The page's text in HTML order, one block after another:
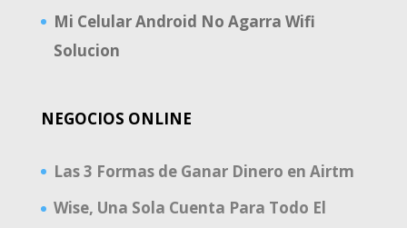
Mi Celular Android No Agarra Wifi
Solucion
NEGOCIOS ONLINE
Las 3 Formas de Ganar Dinero en Airtm
Wise, Una Sola Cuenta Para Todo El